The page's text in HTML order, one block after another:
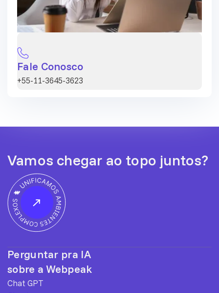
Fale Conosco
+55-11-3645-3623
Vamos chegar ao topo juntos?
Perguntar pra IA
sobre a Webpeak
Chat GPT